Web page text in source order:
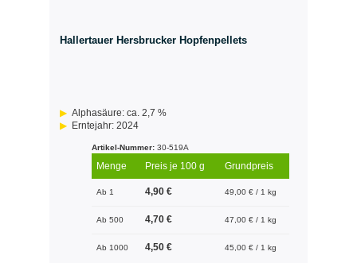
Hallertauer Hersbrucker Hopfenpellets
Alphasäure: ca. 2,7 %
Erntejahr: 2024
Artikel-Nummer: 30-519A
Menge Preis je 100 g Grundpreis
Ab 1 4,90 € 49,00 € / 1 kg
Ab 500 4,70 € 47,00 € / 1 kg
Ab 1000 4,50 € 45,00 € / 1 kg